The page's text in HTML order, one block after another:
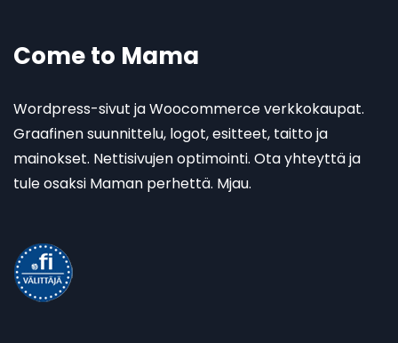
Come to Mama
Wordpress-sivut ja Woocommerce verkkokaupat.
Graafinen suunnittelu, logot, esitteet, taitto ja
mainokset. Nettisivujen optimointi. Ota yhteyttä ja
tule osaksi Maman perhettä. Mjau.